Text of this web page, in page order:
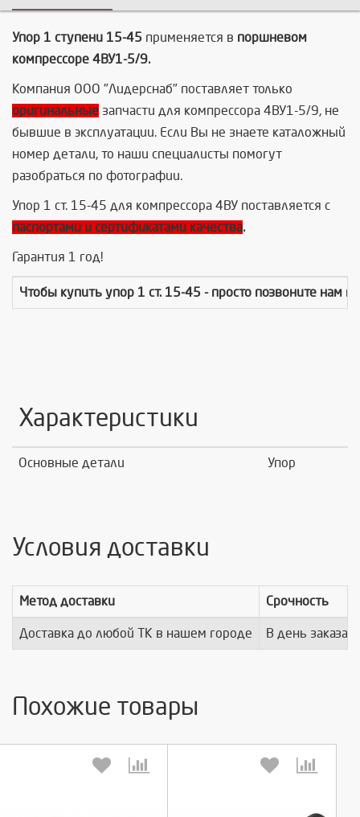
Упор 1 ступени 15-45 применяется в поршневом
компрессоре 4ВУ1-5/9.
Компания ООО "Лидерснаб" поставляет только
оригинальные запчасти для компрессора 4ВУ1-5/9, не
бывшие в эксплуатации. Если Вы не знаете каталожный
номер детали, то наши специалисты помогут
разобраться по фотографии.
Упор 1 ст. 15-45 для компрессора 4ВУ поставляется с
паспортами и сертификатами качества.
Гарантия 1 год!
Чтобы купить упор 1 ст. 15-45 - просто позвоните нам
Характеристики
Основные детали Упор
Условия доставки
Метод доставки Срочность
Доставка до любой ТК в нашем городе В день заказа
Похожие товары